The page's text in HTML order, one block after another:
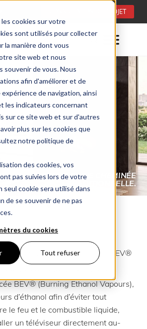
cookies sur votre
sont utilisés pour collecter
la manière dont vous
site web et nous
de vous. Nous
afin d'améliorer et de
de navigation, ainsi
les indicateurs concernant
sur ce site web et sur d'autres
plus sur les cookies que
notre politique de
des cookies, vos
pas suivies lors de votre
seul cookie sera utilisé dans
de se souvenir de ne pas
du cookies
Tout refuser
CONSULTATION DE PROJET
BEV® – SÉCURITÉ ET CONFORT
CHEMINÉE AUTOMATIQUE BEV®
BEV® (Burning Ethanol Vapours),
d’éthanol afin d’éviter tout
le feu et le combustible liquide,
un téléviseur directement au-